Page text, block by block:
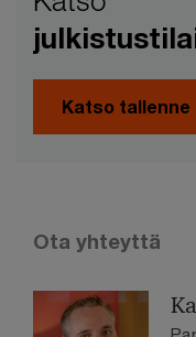
Katso tallenne
Ota yhteyttä